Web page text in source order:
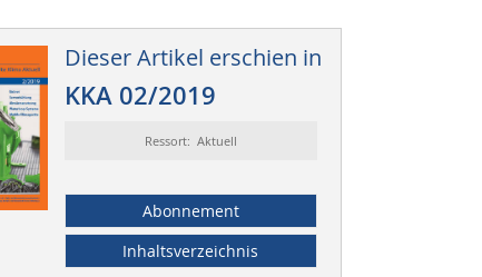
Dieser Artikel erschien in
KKA 02/2019
Ressort: Aktuell
Abonnement
Inhaltsverzeichnis